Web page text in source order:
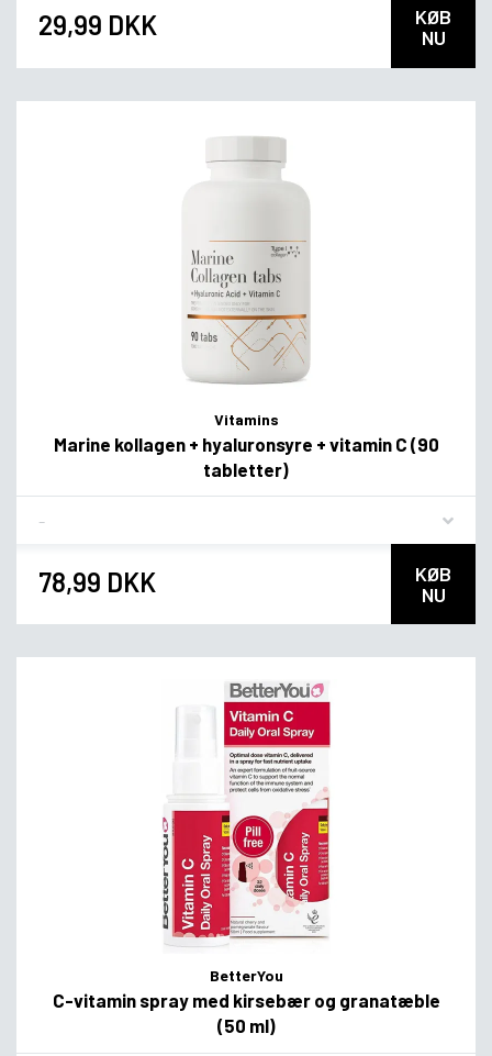
29,99 DKK
KØB
NU
Vitamins
Marine kollagen + hyaluronsyre + vitamin C (90
tabletter)
78,99 DKK
KØB
NU
BetterYou
C-vitamin spray med kirsebær og granatæble
(50 ml)